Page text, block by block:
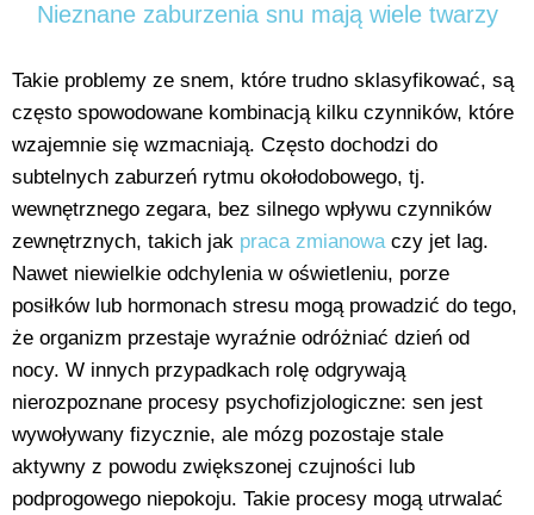
Nieznane zaburzenia snu mają wiele twarzy
Takie problemy ze snem, które trudno sklasyfikować, są
często spowodowane kombinacją kilku czynników, które
wzajemnie się wzmacniają. Często dochodzi do
subtelnych zaburzeń rytmu okołodobowego, tj.
wewnętrznego zegara, bez silnego wpływu czynników
zewnętrznych, takich jak praca zmianowaczy jet lag.
Nawet niewielkie odchylenia w oświetleniu, porze
posiłków lub hormonach stresu mogą prowadzić do tego,
że organizm przestaje wyraźnie odróżniać dzień od
nocy. W innych przypadkach rolę odgrywają
nierozpoznane procesy psychofizjologiczne: sen jest
wywoływany fizycznie, ale mózg pozostaje stale
aktywny z powodu zwiększonej czujności lub
podprogowego niepokoju. Takie procesy mogą utrwalać